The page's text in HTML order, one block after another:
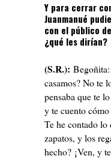
Y para cerrar
Juanmanué
con el público
¿qué les dirían?
(S.R.):
casamos? No te
pensaba que te
y te cuento
Te he contado
zapatos, y los
hecho? ¡Ven, y